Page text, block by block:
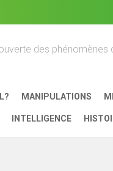
des phénomènes
MANIPULATIONS
INTELLIGENCE